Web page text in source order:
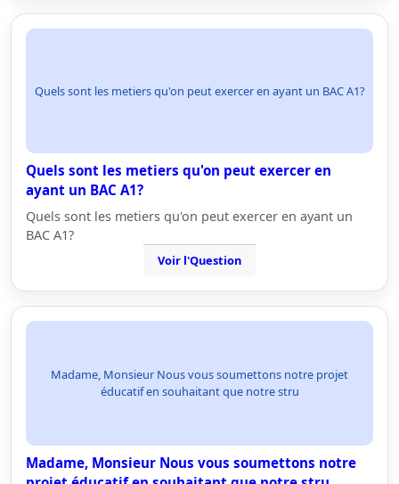
Quels sont les metiers qu'on peut exercer en ayant un BAC A1?
Quels sont les metiers qu'on peut exercer en
ayant un BAC A1?
Quels sont les metiers qu'on peut exercer en ayant un
BAC A1?
Voir l'Question
Madame, Monsieur Nous vous soumettons notre projet
éducatif en souhaitant que notre stru
Madame, Monsieur Nous vous soumettons notre